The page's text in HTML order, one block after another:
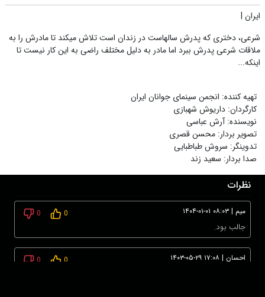
ایران |
شرعی، دختری که پدرش سالهاست در زندان است تلاش میکند تا مادرش را به
ملاقات شرعی پدرش ببرد اما مادر به دلیل مختلف راضی به این کار نیست تا
اینکه...
تهیه کننده: انجمن سینمای جوانان ایران
کارگردان: داریوش شهبازی
نویسنده: آرش عباسی
تصویر بردار: محسن قصری
تدوینگر: سروش طباطبایی
صدا بردار: سعید زند
نظرات
میم | ۱۴۰۴-۰۱-۰۱ ۰۸:۰۳ 0
0
جالب بود.
احسان | ۱۴۰۳-۰۵-۲۹ ۱۷:۰۸ 0
0